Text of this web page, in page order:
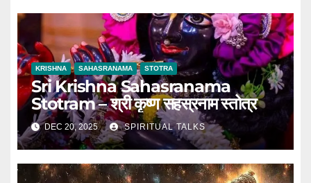
KRISHNA SAHASRANAMA STOTRA
Sri Krishna Sahasranama
Stotram – श्री कृष्ण सहस्रनाम स्तोत्र
DEC 20, 2025 SPIRITUAL TALKS